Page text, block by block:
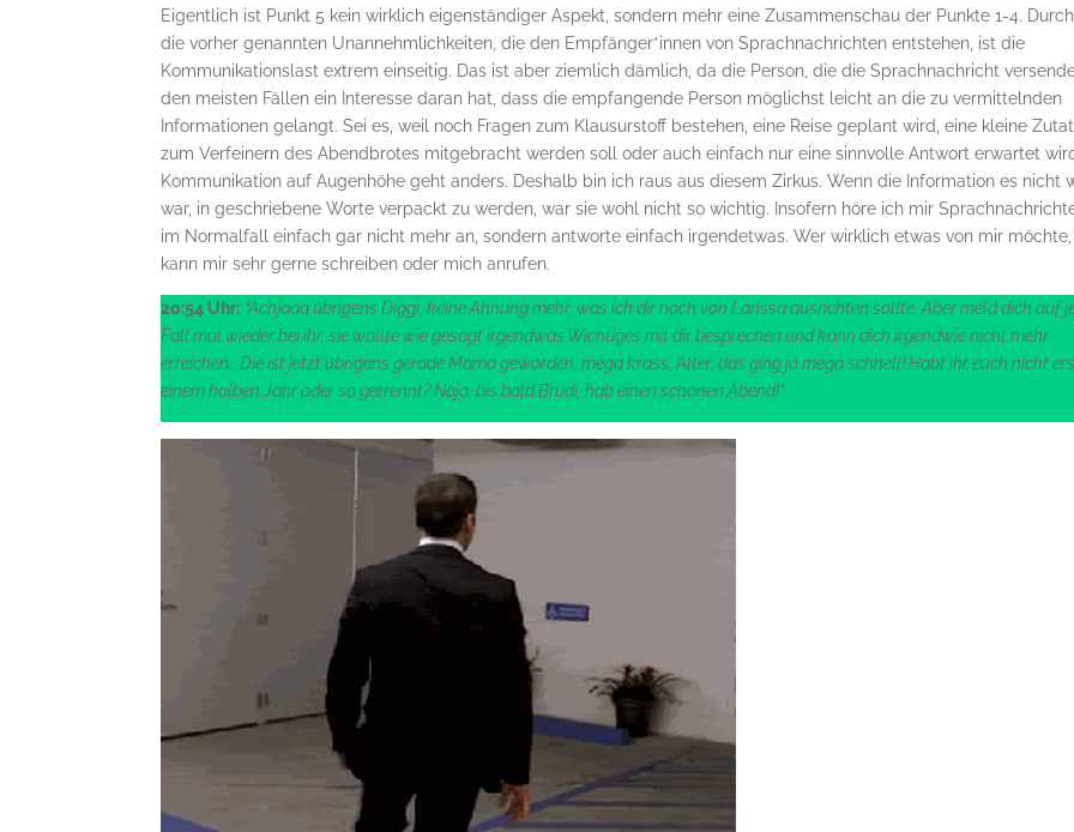
Eigentlich ist Punkt 5 kein wirklich eigenständiger Aspekt, sondern mehr eine Zusammenschau der Punkte 1-4.
die vorher genannten Unannehmlichkeiten, die den Empfänger*innen von Sprachnachrichten entstehen, ist die
Kommunikationslast extrem einseitig. Das ist aber ziemlich dämlich, da die Person, die die Sprachnachricht
den meisten Fällen ein Interesse daran hat, dass die empfangende Person möglichst leicht an die zu vermittelnden
Informationen gelangt. Sei es, weil noch Fragen zum Klausurstoff bestehen, eine Reise geplant wird, eine kleine Zutat
zum Verfeinern des Abendbrotes mitgebracht werden soll oder auch einfach nur eine sinnvolle Antwort erwartet
Kommunikation auf Augenhöhe geht anders. Deshalb bin ich raus aus diesem Zirkus. Wenn die Information es nicht
war, in geschriebene Worte verpackt zu werden, war sie wohl nicht so wichtig. Insofern höre ich mir
im Normalfall einfach gar nicht mehr an, sondern antworte einfach irgendetwas. Wer wirklich etwas von mir möchte,
kann mir sehr gerne schreiben oder mich anrufen.
20:54 Uhr: “Achjaaa übrigens Diggi, keine Ahnung mehr, was ich dir noch von Larissa ausrichten sollte. Aber meld dich auf
Fall mal wieder bei ihr, sie wollte wie gesagt irgendwas Wichtiges mit dir besprechen und kann dich irgendwie nicht mehr
erreichen… Die ist jetzt übrigens gerade Mama geworden, mega krass, Alter, das ging ja mega schnell! Habt ihr euch nicht
einem halben Jahr oder so getrennt? Naja, bis bald Brudi, hab einen schönen Abend!”